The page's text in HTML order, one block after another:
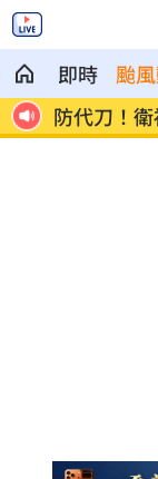
即時 颱
挨
防代刀！
人